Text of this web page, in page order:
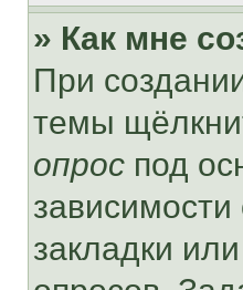
» Как мне
При
темы
опрос под
зависимости
закладки